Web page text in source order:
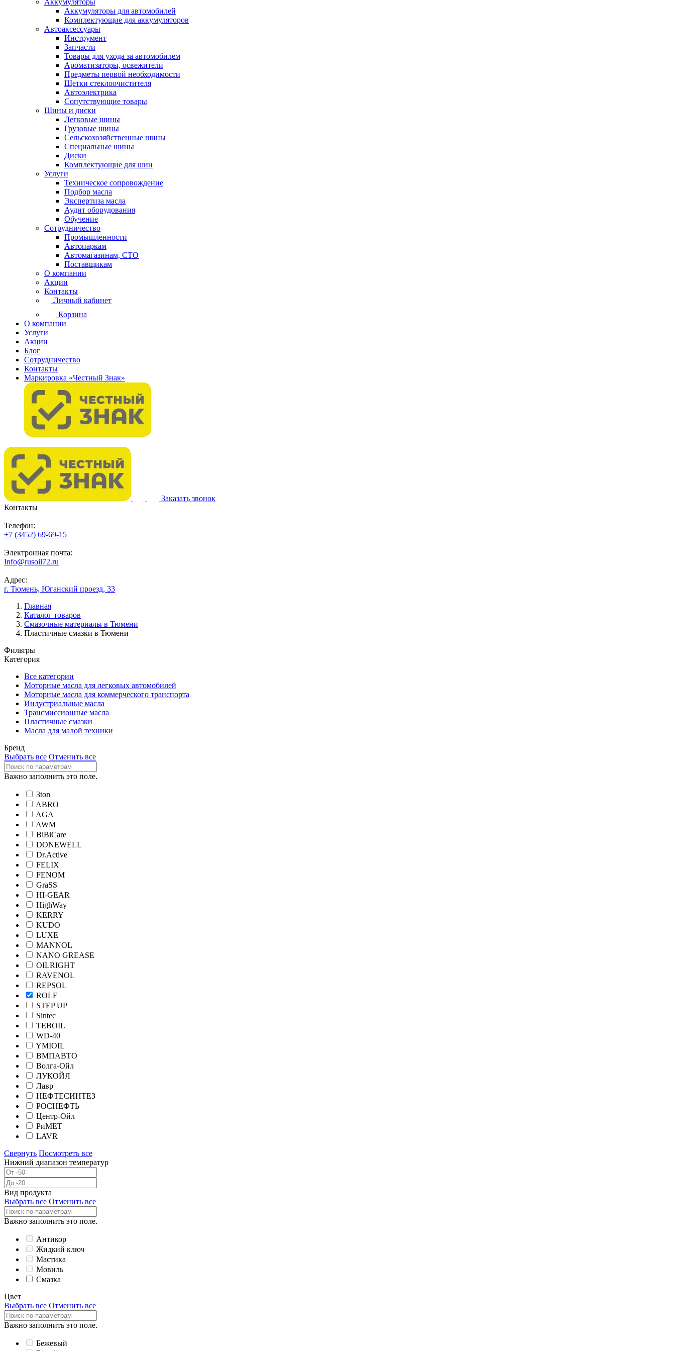
Аккумуляторы
Аккумуляторы для автомобилей
Комплектующие для аккумуляторов
Автоаксессуары
Инструмент
Запчасти
Товары для ухода за автомобилем
Ароматизаторы, освежители
Предметы первой необходимости
Щетки стеклоочистителя
Автоэлектрика
Сопутствующие товары
Шины и диски
Легковые шины
Грузовые шины
Сельскохозяйственные шины
Специальные шины
Диски
Комплектующие для шин
Услуги
Техническое сопровождение
Подбор масла
Экспертиза масла
Аудит оборудования
Обучение
Сотрудничество
Промышленности
Автопаркам
Автомагазинам, СТО
Поставщикам
О компании
Акции
Контакты
Личный кабинет
Корзина
О компании
Услуги
Акции
Блог
Сотрудничество
Контакты
Маркировка «Честный Знак»
Заказать звонок
Контакты
Телефон:
+7 (3452) 69-69-15
Электронная почта:
Info@rusoil72.ru
Адрес:
г. Тюмень, Юганский проезд, 33
Главная
Каталог товаров
Смазочные материалы в Тюмени
Пластичные смазки в Тюмени
Фильтры
Категория
Все категории
Моторные масла для легковых автомобилей
Моторные масла для коммерческого транспорта
Индустриальные масла
Трансмиссионные масла
Пластичные смазки
Масла для малой техники
Бренд
Выбрать все Отменить все
Важно заполнить это поле.
3ton
ABRO
AGA
AWM
BiBiCare
DONEWELL
Dr.Active
FELIX
FENOM
GraSS
HI-GEAR
HighWay
KERRY
KUDO
LUXE
MANNOL
NANO GREASE
OILRIGHT
RAVENOL
REPSOL
ROLF
STEP UP
Sintec
TEBOIL
WD-40
YMIOIL
ВМПАВТО
Волга-Ойл
ЛУКОЙЛ
Лавр
НЕФТЕСИНТЕЗ
РОСНЕФТЬ
Центр-Ойл
РиМЕТ
LAVR
Свернуть Посмотреть все
Нижний диапазон температур
Вид продукта
Выбрать все Отменить все
Важно заполнить это поле.
Антикор
Жидкий ключ
Мастика
Мовиль
Смазка
Цвет
Выбрать все Отменить все
Важно заполнить это поле.
Бежевый